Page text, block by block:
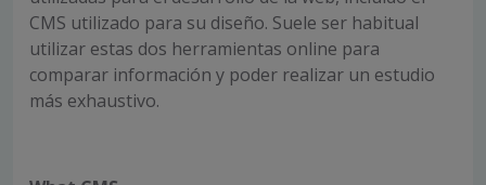
CMS utilizado para su diseño. Suele ser habitual
utilizar estas dos herramientas online para
comparar información y poder realizar un estudio
más exhaustivo.